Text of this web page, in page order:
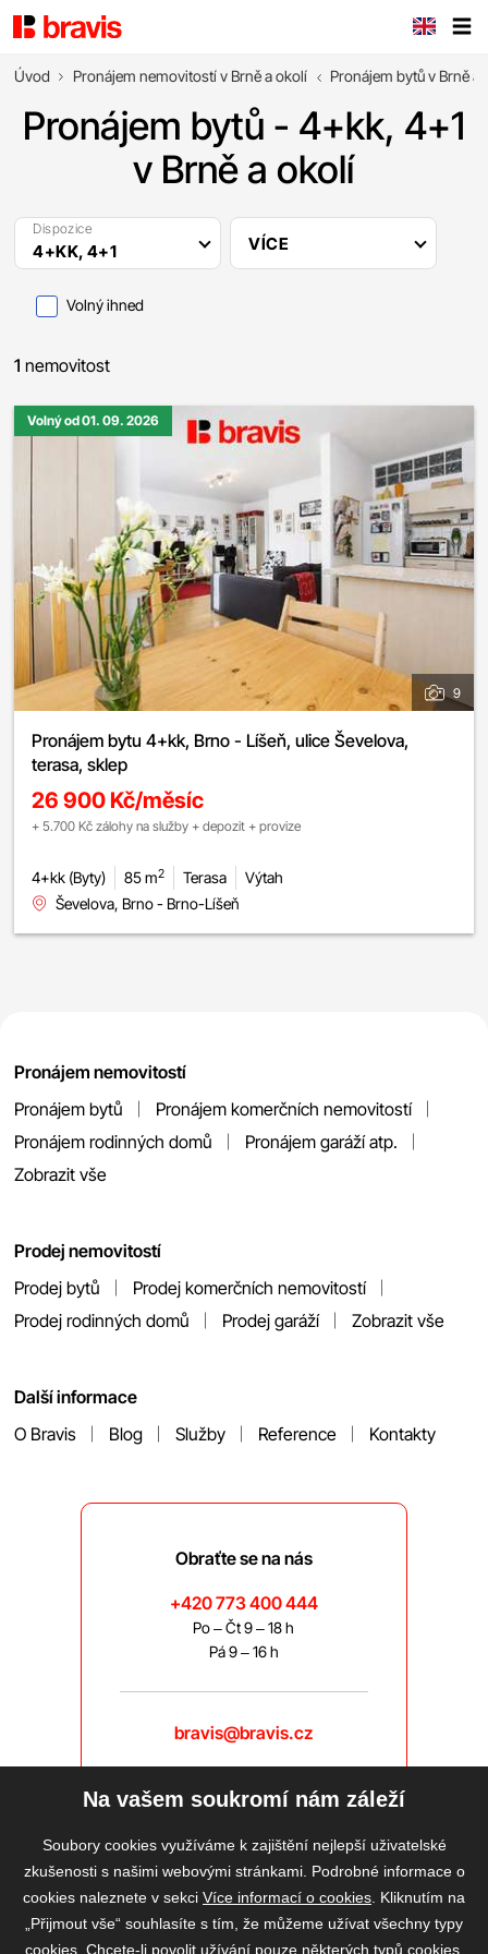
Úvod Pronájem nemovitostí v Brně a okolí Pronájem bytů v Brně a
Pronájem bytů - 4+kk, 4+1
v Brně a okolí
Dispozice
4+KK, 4+1 VÍCE
Volný ihned
1 nemovitost
Volný od 01. 09. 2026
9
Pronájem bytu 4+kk, Brno - Líšeň, ulice Ševelova,
terasa, sklep
26 900 Kč/měsíc
+ 5.700 Kč zálohy na služby + depozit + provize
4+kk (Byty) 85 m2 Terasa
Výtah
Ševelova, Brno - Brno-Líšeň
Pronájem nemovitostí
Pronájem bytů
Pronájem komerčních nemovitostí
Pronájem rodinných domů
Pronájem garáží atp.
Zobrazit vše
Prodej nemovitostí
Prodej bytů
Prodej komerčních nemovitostí
Prodej rodinných domů
Prodej garáží Zobrazit vše
Další informace
O Bravis
Blog Služby Reference Kontakty
Obraťte se na nás
+420 773 400 444
Po – Čt 9 – 18 h
Pá 9 – 16 h
bravis@bravis.cz
Na vašem soukromí nám záleží
Soubory cookies využíváme k zajištění nejlepší uživatelské
zkušenosti s našimi webovými stránkami. Podrobné informace o
cookies naleznete v sekci Více informací o cookies . Kliknutím na
„Přijmout vše“ souhlasíte s tím, že můžeme užívat všechny typy
cookies. Chcete-li povolit užívání pouze některých typů cookies,